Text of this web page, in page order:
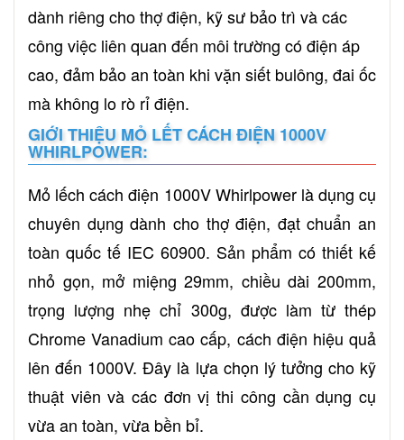
dành riêng cho thợ điện, kỹ sư bảo trì và các
công việc liên quan đến môi trường có điện áp
cao, đảm bảo an toàn khi vặn siết bulông, đai ốc
mà không lo rò rỉ điện.
GIỚI THIỆU MỎ LẾT CÁCH ĐIỆN 1000V
WHIRLPOWER:
Mỏ lếch cách điện 1000V Whirlpower là dụng cụ
chuyên dụng dành cho thợ điện, đạt chuẩn an
toàn quốc tế IEC 60900. Sản phẩm có thiết kế
nhỏ gọn, mở miệng 29mm, chiều dài 200mm,
trọng lượng nhẹ chỉ 300g, được làm từ thép
Chrome Vanadium cao cấp, cách điện hiệu quả
lên đến 1000V. Đây là lựa chọn lý tưởng cho kỹ
thuật viên và các đơn vị thi công cần dụng cụ
vừa an toàn, vừa bền bỉ.